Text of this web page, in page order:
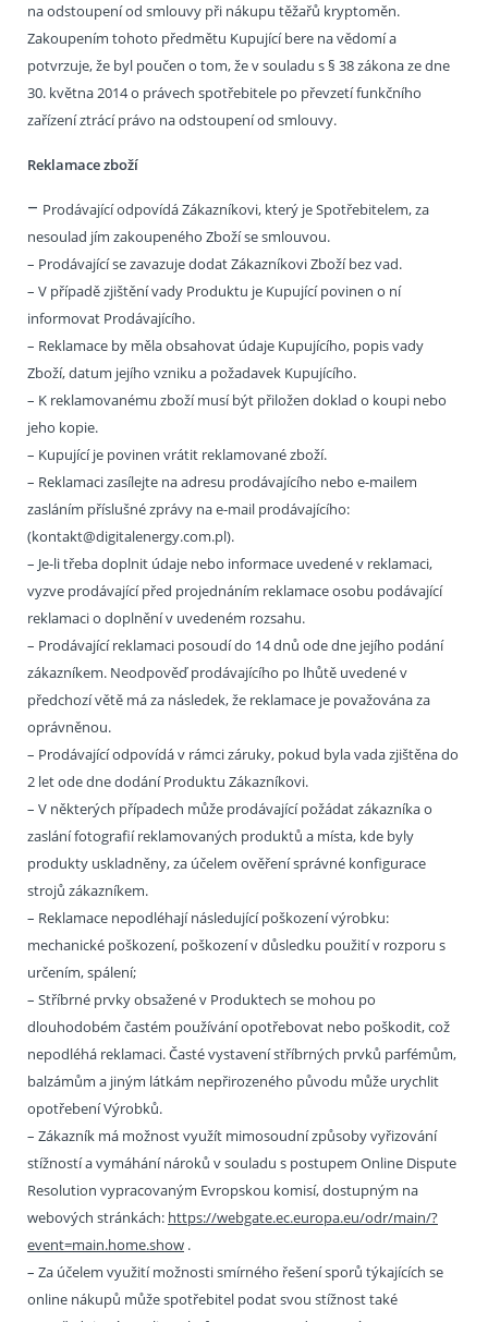
na odstoupení od smlouvy při nákupu těžařů kryptoměn.
Zakoupením tohoto předmětu Kupující bere na vědomí a
potvrzuje, že byl poučen o tom, že v souladu s § 38 zákona ze dne
30. května 2014 o právech spotřebitele po převzetí funkčního
zařízení ztrácí právo na odstoupení od smlouvy.
Reklamace zboží
– Prodávající odpovídá Zákazníkovi, který je Spotřebitelem, za
nesoulad jím zakoupeného Zboží se smlouvou.
– Prodávající se zavazuje dodat Zákazníkovi Zboží bez vad.
– V případě zjištění vady Produktu je Kupující povinen o ní
informovat Prodávajícího.
– Reklamace by měla obsahovat údaje Kupujícího, popis vady
Zboží, datum jejího vzniku a požadavek Kupujícího.
– K reklamovanému zboží musí být přiložen doklad o koupi nebo
jeho kopie.
– Kupující je povinen vrátit reklamované zboží.
– Reklamaci zasílejte na adresu prodávajícího nebo e-mailem
zasláním příslušné zprávy na e-mail prodávajícího:
(kontakt@digitalenergy.com.pl).
– Je-li třeba doplnit údaje nebo informace uvedené v reklamaci,
vyzve prodávající před projednáním reklamace osobu podávající
reklamaci o doplnění v uvedeném rozsahu.
– Prodávající reklamaci posoudí do 14 dnů ode dne jejího podání
zákazníkem. Neodpověď prodávajícího po lhůtě uvedené v
předchozí větě má za následek, že reklamace je považována za
oprávněnou.
– Prodávající odpovídá v rámci záruky, pokud byla vada zjištěna do
2 let ode dne dodání Produktu Zákazníkovi.
– V některých případech může prodávající požádat zákazníka o
zaslání fotografií reklamovaných produktů a místa, kde byly
produkty uskladněny, za účelem ověření správné konfigurace
strojů zákazníkem.
– Reklamace nepodléhají následující poškození výrobku:
mechanické poškození, poškození v důsledku použití v rozporu s
určením, spálení;
– Stříbrné prvky obsažené v Produktech se mohou po
dlouhodobém častém používání opotřebovat nebo poškodit, což
nepodléhá reklamaci. Časté vystavení stříbrných prvků parfémům,
balzámům a jiným látkám nepřirozeného původu může urychlit
opotřebení Výrobků.
– Zákazník má možnost využít mimosoudní způsoby vyřizování
stížností a vymáhání nároků v souladu s postupem Online Dispute
Resolution vypracovaným Evropskou komisí, dostupným na
webových stránkách: https://webgate.ec.europa.eu/odr/main/?
event=main.home.show .
– Za účelem využití možnosti smírného řešení sporů týkajících se
online nákupů může spotřebitel podat svou stížnost také